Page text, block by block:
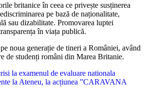
britanice în ceea ce privește susținerea
pe bază de naționalitate,
sau dizabilitate. Promovarea luptei
în viața publică.
noua generație de tineri a României, având
de studenți români din Marea Britanie.
la examenul de evaluare nationala
la Ateneu, la acțiunea ”CARAVANA